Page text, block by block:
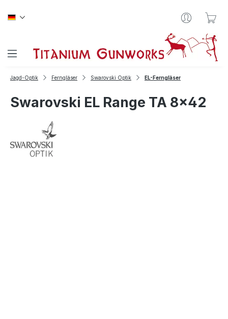
Jagd-Optik Ferngläser Swarovski Optik EL-Ferngläser
Swarovski EL Range TA 8x42